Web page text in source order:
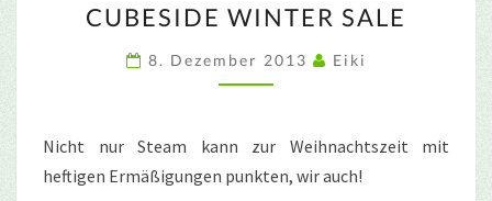
WINTER
SALE
CUBESIDE WINTER SALE
8. Dezember 2013 Eiki
Nicht nur Steam kann zur Weihnachtszeit mit
heftigen Ermäßigungen punkten, wir auch!